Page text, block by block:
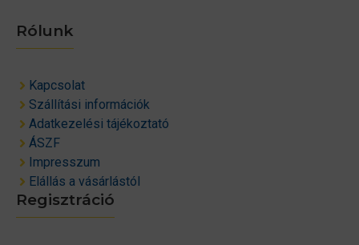
Rólunk
Kapcsolat
Szállítási információk
Adatkezelési tájékoztató
ÁSZF
Impresszum
Elállás a vásárlástól
Regisztráció